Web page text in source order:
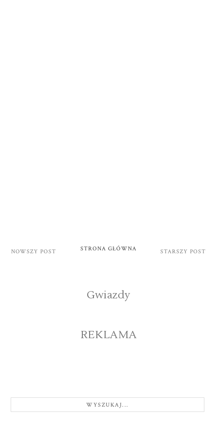
NOWSZY POST STARSZY POST
STRONA GŁÓWNA
Gwiazdy
REKLAMA